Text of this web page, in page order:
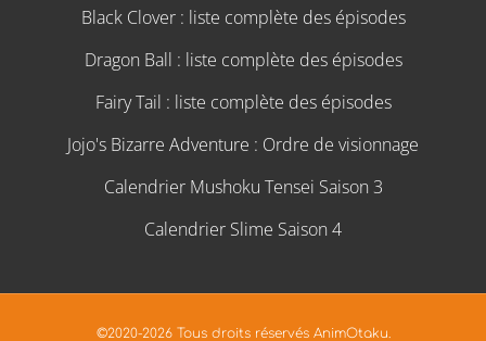
Black Clover : liste complète des épisodes
Dragon Ball : liste complète des épisodes
Fairy Tail : liste complète des épisodes
Jojo's Bizarre Adventure : Ordre de visionnage
Calendrier Mushoku Tensei Saison 3
Calendrier Slime Saison 4
©2020-2026 Tous droits réservés AnimOtaku.